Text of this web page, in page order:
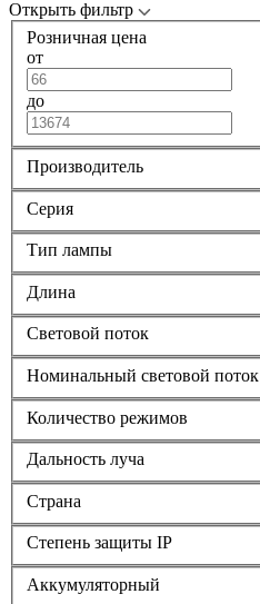
Открыть фильтр
Розничная цена
от
до
Производитель
Серия
Тип лампы
Длина
Световой поток
Номинальный световой поток
Количество режимов
Дальность луча
Страна
Степень защиты IP
Аккумуляторный